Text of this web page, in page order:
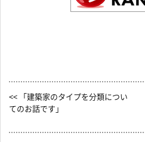
<< 「建築家のタイプを分類につい
てのお話です」